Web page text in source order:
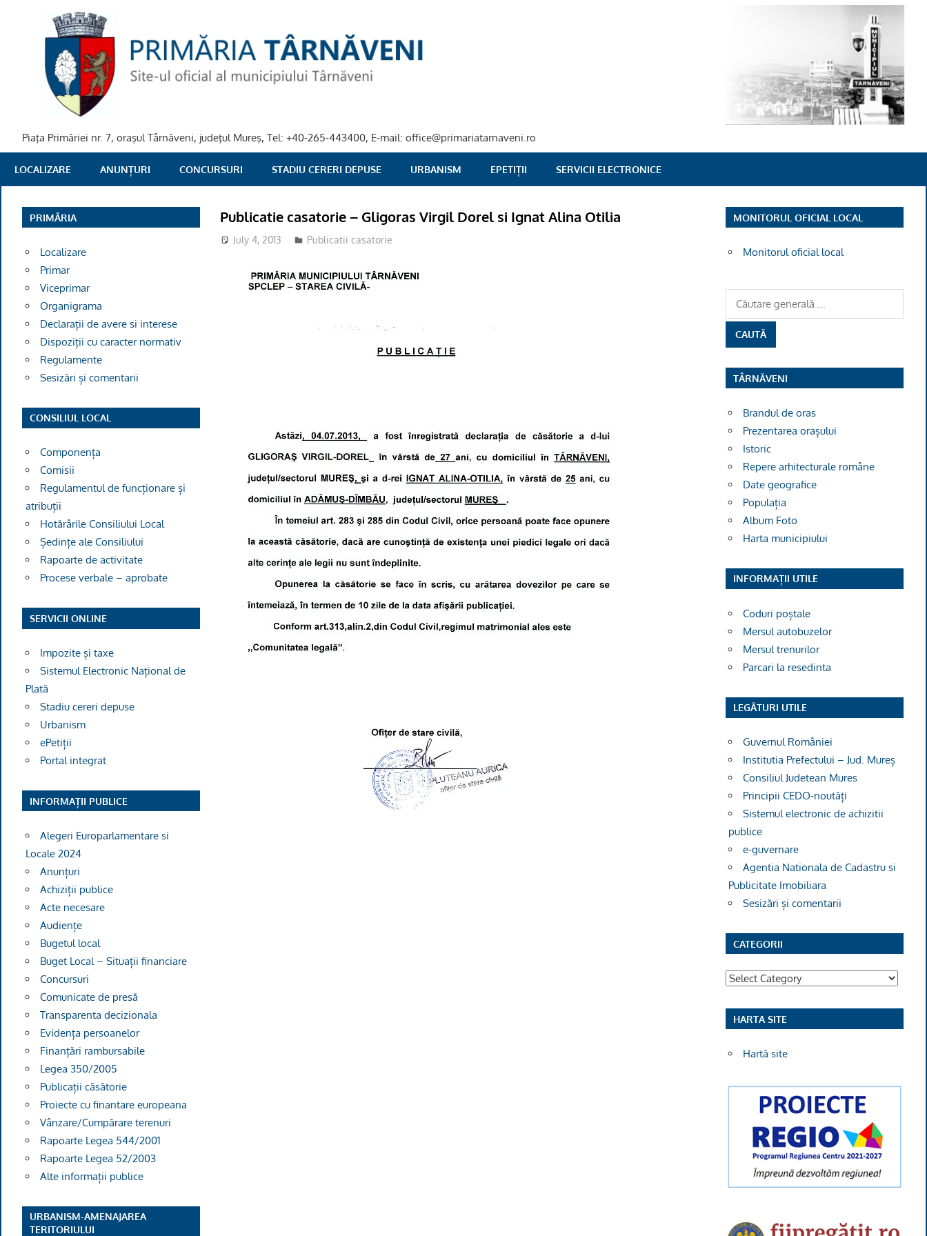
PRIMARIA
TARNAVENI
Piaţa Primăriei nr. 7, oraşul Târnăveni, judeţul Mureş, Tel: +40-265-443400, E-mail: office@primariatarnaveni.ro
LOCALIZARE ANUNȚURI CONCURSURI STADIU CERERI DEPUSE URBANISM EPETIȚII SERVICII ELECTRONICE
Publicatie casatorie – Gligoras Virgil Dorel si Ignat Alina Otilia
July 4, 2013 Publicatii casatorie
PRIMĂRIA
Localizare
Primar
Viceprimar
Organigrama
Declarații de avere si interese
Dispoziții cu caracter normativ
Regulamente
Sesizări și comentarii
CONSILIUL LOCAL
Componența
Comisii
Regulamentul de funcționare și
atribuții
Hotărârile Consiliului Local
Ședințe ale Consiliului
Rapoarte de activitate
Procese verbale – aprobate
SERVICII ONLINE
Impozite și taxe
Sistemul Electronic Național de
Plată
Stadiu cereri depuse
Urbanism
ePetiții
Portal integrat
INFORMAȚII PUBLICE
Alegeri Europarlamentare si
Locale 2024
Anunțuri
Achiziții publice
Acte necesare
Audiențe
Bugetul local
Buget Local – Situații financiare
Concursuri
Comunicate de presă
Transparenta decizionala
Evidența persoanelor
Finanțări rambursabile
Legea 350/2005
Publicații căsătorie
Proiecte cu finantare europeana
Vânzare/Cumpărare terenuri
Rapoarte Legea 544/2001
Rapoarte Legea 52/2003
Alte informații publice
URBANISM-AMENAJAREA
TERITORIULUI
MONITORUL OFICIAL LOCAL
Monitorul oficial local
TÂRNĂVENI
Brandul de oras
Prezentarea orașului
Istoric
Repere arhitecturale române
Date geografice
Populația
Album Foto
Harta municipiului
INFORMAȚII UTILE
Coduri poștale
Mersul autobuzelor
Mersul trenurilor
Parcari la resedinta
LEGĂTURI UTILE
Guvernul României
Institutia Prefectului – Jud. Mureș
Consiliul Judetean Mures
Principii CEDO-noutăți
Sistemul electronic de achizitii
publice
e-guvernare
Agentia Nationala de Cadastru si
Publicitate Imobiliara
Sesizări și comentarii
CATEGORII
Categorii
HARTA SITE
Hartă site